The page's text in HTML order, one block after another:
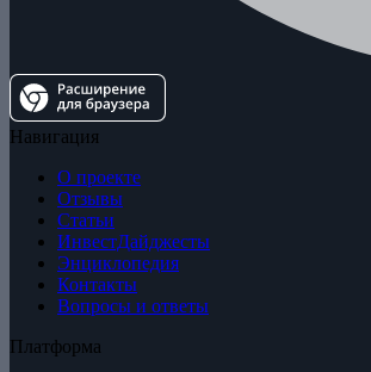
Навигация
О проекте
Отзывы
Статьи
ИнвестДайджесты
Энциклопедия
Контакты
Вопросы и ответы
Платформа